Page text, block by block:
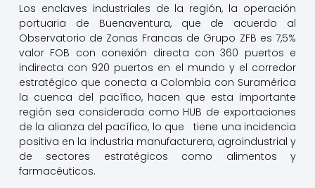
Los enclaves industriales de la región, la operación
portuaria de Buenaventura, que de acuerdo al
Observatorio de Zonas Francas de Grupo ZFB es 7,5%
valor FOB con conexión directa con 360 puertos e
indirecta con 920 puertos en el mundo y el corredor
estratégico que conecta a Colombia con Suramérica
la cuenca del pacífico, hacen que esta importante
región sea considerada como HUB de exportaciones
de la alianza del pacífico, lo que tiene una incidencia
positiva en la industria manufacturera, agroindustrial y
de sectores estratégicos como alimentos y
farmacéuticos.